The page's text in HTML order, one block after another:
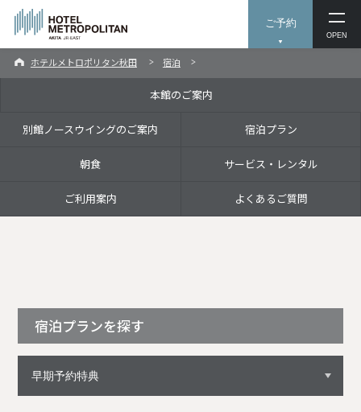
ご予約
OPEN
ホテルメトロポリタン秋田 宿泊
本館のご案内
別館ノースウイングのご案内 宿泊プラン
朝食 サービス・レンタル
ご利用案内 よくあるご質問
宿泊プランを探す